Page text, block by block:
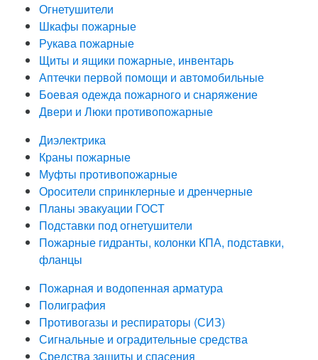
Огнетушители
Шкафы пожарные
Рукава пожарные
Щиты и ящики пожарные, инвентарь
Аптечки первой помощи и автомобильные
Боевая одежда пожарного и снаряжение
Двери и Люки противопожарные
Диэлектрика
Краны пожарные
Муфты противопожарные
Оросители спринклерные и дренчерные
Планы эвакуации ГОСТ
Подставки под огнетушители
Пожарные гидранты, колонки КПА, подставки,
фланцы
Пожарная и водопенная арматура
Полиграфия
Противогазы и респираторы (СИЗ)
Сигнальные и оградительные средства
Средства защиты и спасения